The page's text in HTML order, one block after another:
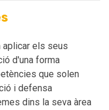
aplicar els seus
d'una forma
que solen
i defensa
dins la seva àrea